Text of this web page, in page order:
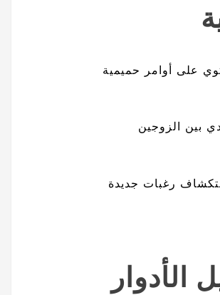
على أوامر حميمية
بين الزوجين
رغبات جديدة